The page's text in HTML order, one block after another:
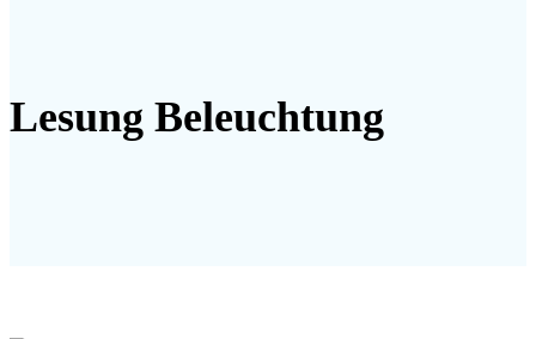
Lesung Beleuchtung